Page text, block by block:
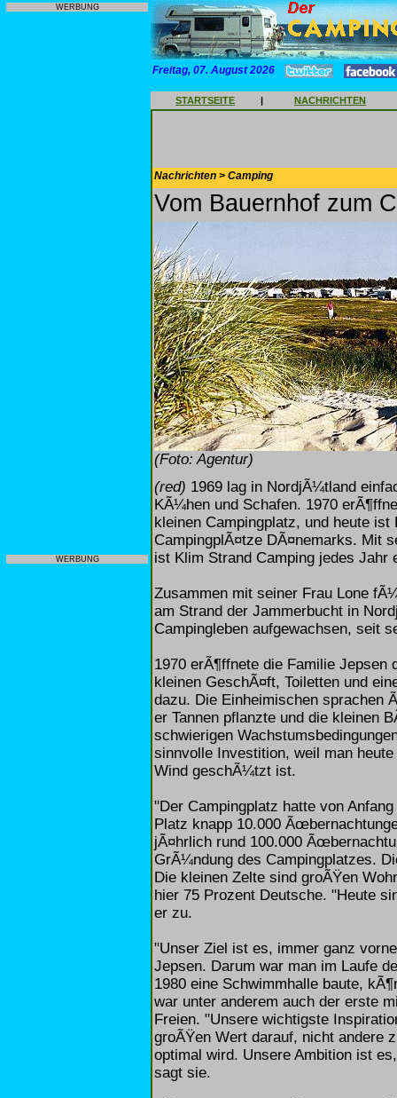
WERBUNG
WERBUNG
Freitag, 07. August 2026
STARTSEITE | NACHRICHTEN
Nachrichten > Camping
Vom Bauernhof zum
(Foto: Agentur)
(red) 1969 lag in NordjÃ¼tland
KÃ¼hen und Schafen. 1970
kleinen Campingplatz, und heute
CampingplÃ¤tze DÃ¤nemarks. Mit
ist Klim Strand Camping jedes Jahr
Zusammen mit seiner Frau Lone
am Strand der Jammerbucht in
Campingleben aufgewachsen, seit
1970 erÃ¶ffnete die Familie
kleinen GeschÃ¤ft, Toiletten und
dazu. Die Einheimischen sprachen
er Tannen pflanzte und die kleinen
schwierigen
sinnvolle Investition, weil man
Wind geschÃ¼tzt ist.
"Der Campingplatz hatte von
Platz knapp 10.000
jÃ¤hrlich rund 100.000
GrÃ¼ndung des Campingplatzes.
Die kleinen Zelte sind groÃŸen
hier 75 Prozent Deutsche. "Heute
er zu.
"Unser Ziel ist es, immer ganz
Jepsen. Darum war man im Laufe
1980 eine Schwimmhalle baute,
war unter anderem auch der erste
Freien. "Unsere wichtigste
groÃŸen Wert darauf, nicht andere
optimal wird. Unsere Ambition ist
sagt sie.